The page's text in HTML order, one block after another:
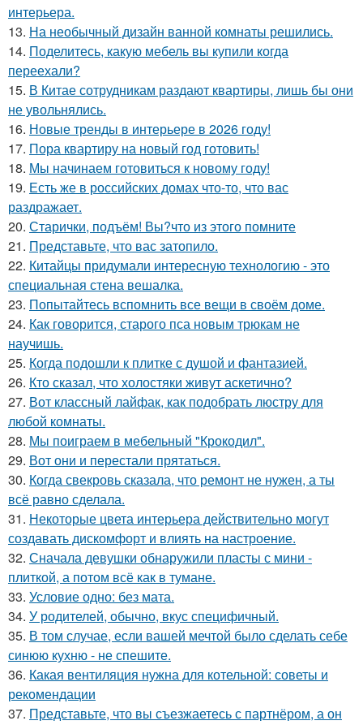
интерьера.
13. На необычный дизайн ванной комнаты решились.
14. Поделитесь, какую мебель вы купили когда
переехали?
15. В Китае сотрудникам раздают квартиры, лишь бы они
не увольнялись.
16. Новые тренды в интерьере в 2026 году!
17. Пора квартиру на новый год готовить!
18. Мы начинаем готовиться к новому году!
19. Есть же в российских домах что-то, что вас
раздражает.
20. Старички, подъём! Вы?что из этого помните
21. Представьте, что вас затопило.
22. Китайцы придумали интересную технологию - это
специальная стена вешалка.
23. Попытайтесь вспомнить все вещи в своём доме.
24. Как говорится, старого пса новым трюкам не
научишь.
25. Когда подошли к плитке с душой и фантазией.
26. Кто сказал, что холостяки живут аскетично?
27. Вот классный лайфак, как подобрать люстру для
любой комнаты.
28. Мы поиграем в мебельный "Крокодил".
29. Вот они и перестали прятаться.
30. Когда свекровь сказала, что ремонт не нужен, а ты
всё равно сделала.
31. Некоторые цвета интерьера действительно могут
создавать дискомфорт и влиять на настроение.
32. Сначала девушки обнаружили пласты с мини -
плиткой, а потом всё как в тумане.
33. Условие одно: без мата.
34. У родителей, обычно, вкус специфичный.
35. В том случае, если вашей мечтой было сделать себе
синюю кухню - не спешите.
36. Какая вентиляция нужна для котельной: советы и
рекомендации
37. Представьте, что вы съезжаетесь с партнёром, а он